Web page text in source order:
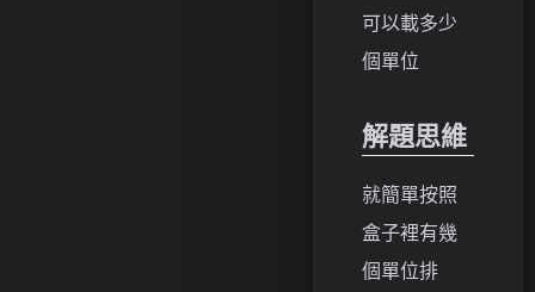
可以載多少
個單位
解題思維
就簡單按照
盒子裡有幾
個單位排